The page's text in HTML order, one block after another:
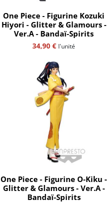
One Piece - Figurine Kozuki
Hiyori - Glitter & Glamours -
Ver.A - Bandaï-Spirits
34,90 € l'unité
One Piece - Figurine O-Kiku -
Glitter & Glamours - Ver.A -
Bandaï-Spirits